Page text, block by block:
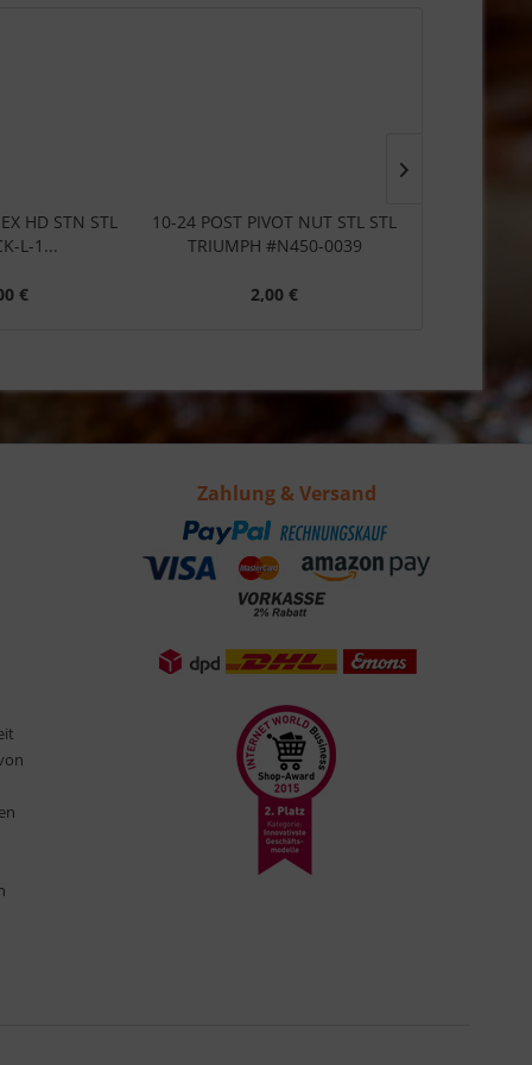
HD STN STL
L-1...
€
10-24 POST PIVOT NUT STL STL
TRIUMPH #N450-0039
2,00 €
Zahlung & Versand